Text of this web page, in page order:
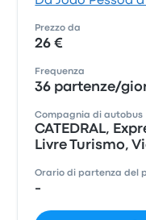
Prezzo da
26 €
Frequenza
36 partenze/
Compagnia di autobus
CATEDRAL,
Livre Turismo,
Orario di partenza del
-